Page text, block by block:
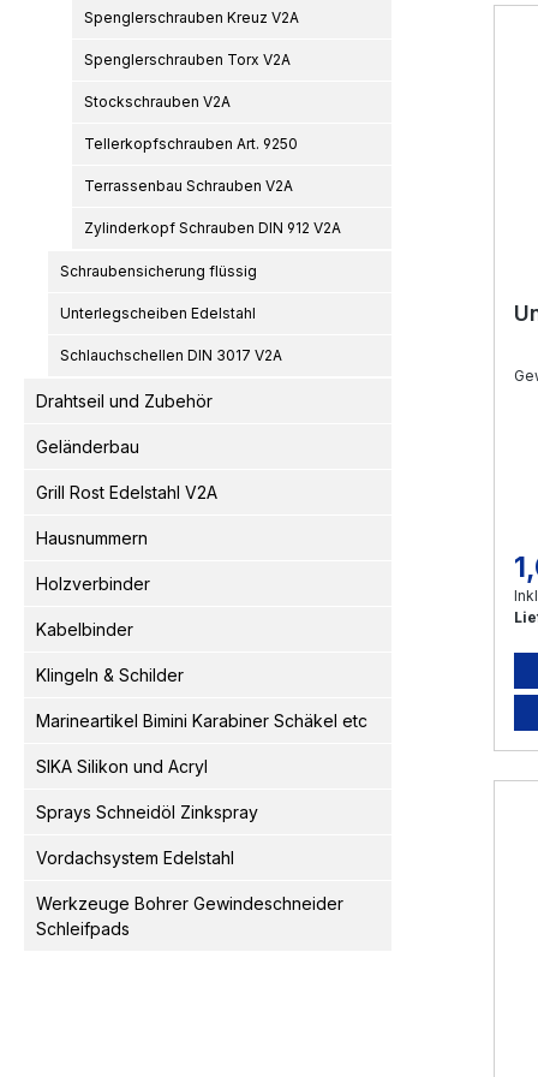
Spenglerschrauben Kreuz V2A
Spenglerschrauben Torx V2A
Stockschrauben V2A
Tellerkopfschrauben Art. 9250
Terrassenbau Schrauben V2A
Zylinderkopf Schrauben DIN 912 V2A
Schraubensicherung flüssig
Unterlegscheiben Edelstahl
Schlauchschellen DIN 3017 V2A
Drahtseil und Zubehör
Geländerbau
Grill Rost Edelstahl V2A
Hausnummern
Holzverbinder
Kabelbinder
Klingeln & Schilder
Marineartikel Bimini Karabiner Schäkel etc
SIKA Silikon und Acryl
Sprays Schneidöl Zinkspray
Vordachsystem Edelstahl
Werkzeuge Bohrer Gewindeschneider
Schleifpads